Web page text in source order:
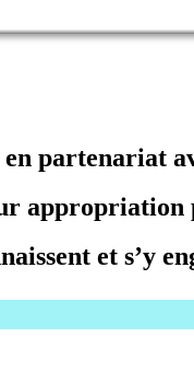
en partenariat
appropriation
ets’y